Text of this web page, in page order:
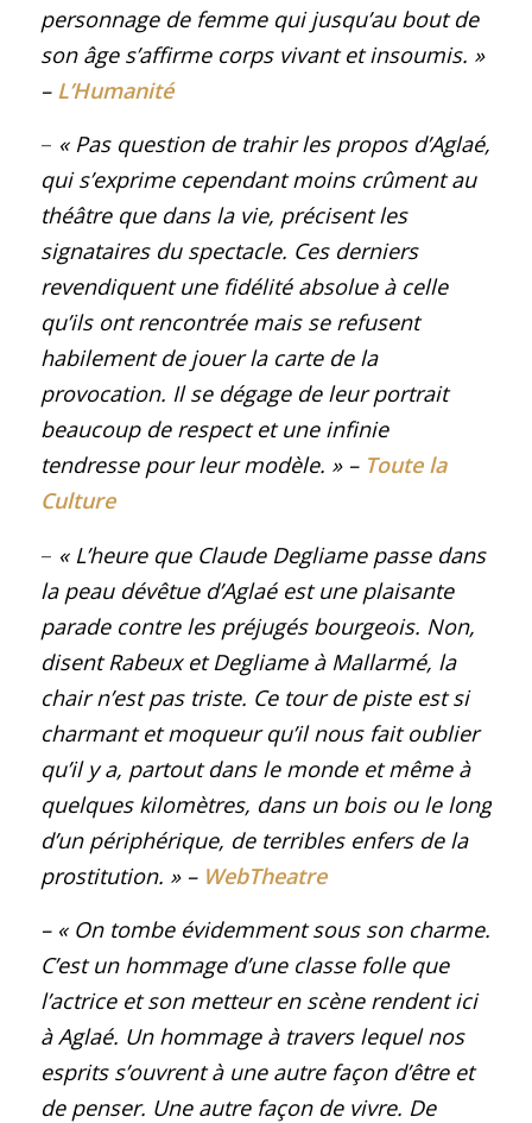
personnage de femme qui jusqu’au bout de
son âge s’affirme corps vivant et insoumis. »
– L’Humanité
– « Pas question de trahir les propos d’Aglaé,
qui s’exprime cependant moins crûment au
théâtre que dans la vie, précisent les
signataires du spectacle. Ces derniers
revendiquent une fidélité absolue à celle
qu’ils ont rencontrée mais se refusent
habilement de jouer la carte de la
provocation. Il se dégage de leur portrait
beaucoup de respect et une infinie
tendresse pour leur modèle. » – Toute la
Culture
– « L’heure que Claude Degliame passe dans
la peau dévêtue d’Aglaé est une plaisante
parade contre les préjugés bourgeois. Non,
disent Rabeux et Degliame à Mallarmé, la
chair n’est pas triste. Ce tour de piste est si
charmant et moqueur qu’il nous fait oublier
qu’il y a, partout dans le monde et même à
quelques kilomètres, dans un bois ou le long
d’un périphérique, de terribles enfers de la
prostitution. » – WebTheatre
– « On tombe évidemment sous son charme.
C’est un hommage d’une classe folle que
l’actrice et son metteur en scène rendent ici
à Aglaé. Un hommage à travers lequel nos
esprits s’ouvrent à une autre façon d’être et
de penser. Une autre façon de vivre. De